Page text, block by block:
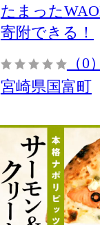
たまった
寄附できる！
（0）
宮崎県国富町